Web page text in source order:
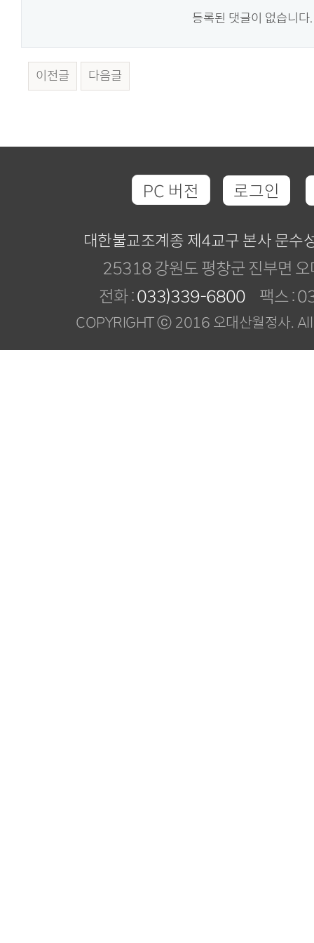
등록된 댓글이 없습니다.
이전글 다음글
PC 버전 로그인
대한불교조계종 제4교구 본사 문수
25318 강원도 평창군 진부면
전화 :033)339-6800 팩스 :
COPYRIGHT ⓒ 2016 오대산월정사.